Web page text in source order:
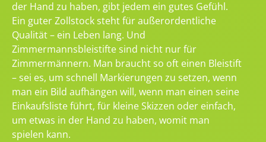
der Hand zu haben, gibt jedem ein gutes Gefühl.
Ein guter Zollstock steht für außerordentliche
Qualität – ein Leben lang. Und
Zimmermannsbleistifte sind nicht nur für
Zimmermännern. Man braucht so oft einen Bleistift
– sei es, um schnell Markierungen zu setzen, wenn
man ein Bild aufhängen will, wenn man einen seine
Einkaufsliste führt, für kleine Skizzen oder einfach,
um etwas in der Hand zu haben, womit man
spielen kann.